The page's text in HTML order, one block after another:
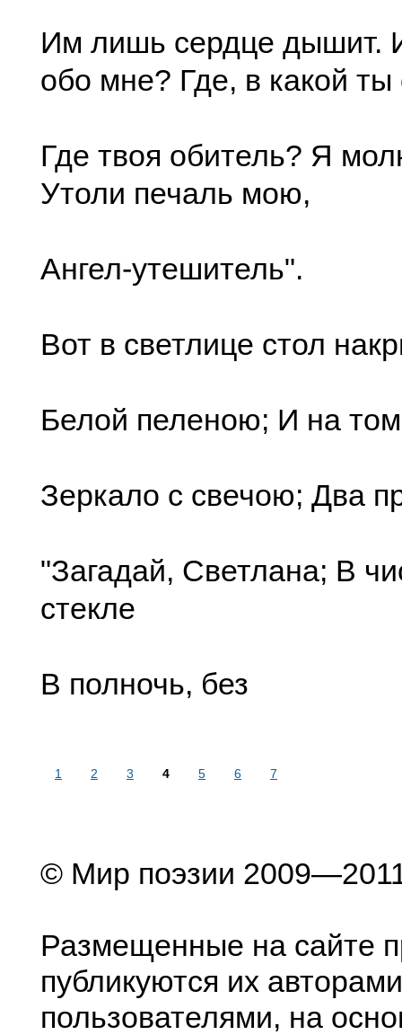
Им лишь сердце дышит.
обо мне? Где, в какой ты
Где твоя обитель? Я
Утоли печаль мою,
Ангел-утешитель".
Вот в светлице стол
Белой пеленою; И на том
Зеркало с свечою; Два
"Загадай, Светлана; В
стекле
В полночь, без
1 2 3 4 5 6 7
© Мир поэзии
Размещенные на сайте
публикуются их
пользователями, на